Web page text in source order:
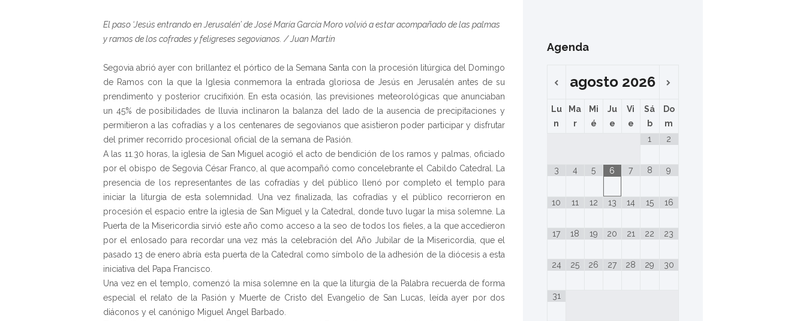
El paso ‘Jesús entrando en Jerusalén’ de José María García Moro volvió a estar acompañado de las palmas
y ramos de los cofrades y feligreses segovianos. / Juan Martín
Segovia abrió ayer con brillantez el pórtico de la Semana Santa con la procesión litúrgica del Domingo
de Ramos con la que la Iglesia conmemora la entrada gloriosa de Jesús en Jerusalén antes de su
prendimento y posterior crucifixión. En esta ocasión, las previsiones meteorológicas que anunciaban
un 45% de posibilidades de lluvia inclinaron la balanza del lado de la ausencia de precipitaciones y
permitieron a las cofradías y a los centenares de segovianos que asistieron poder participar y disfrutar
del primer recorrido procesional oficial de la semana de Pasión.
A las 11.30 horas, la iglesia de San Miguel acogió el acto de bendición de los ramos y palmas, oficiado
por el obispo de Segovia César Franco, al que acompañó como concelebrante el Cabildo Catedral. La
presencia de los representantes de las cofradías y del público llenó por completo el templo para
iniciar la liturgia de esta solemnidad. Una vez finalizada, las cofradías y el público recorrieron en
procesión el espacio entre la iglesia de San Miguel y la Catedral, donde tuvo lugar la misa solemne. La
Puerta de la Misericordia sirvió este año como acceso a la seo de todos los fieles, a la que accedieron
por el enlosado para recordar una vez más la celebración del Año Jubilar de la Misericordia, que el
pasado 13 de enero abría esta puerta de la Catedral como símbolo de la adhesión de la diócesis a esta
iniciativa del Papa Francisco.
Una vez en el templo, comenzó la misa solemne en la que la liturgia de la Palabra recuerda de forma
especial el relato de la Pasión y Muerte de Cristo del Evangelio de San Lucas, leída ayer por dos
diáconos y el canónigo Miguel Angel Barbado.
Agenda
agosto 2026
Lu
n
Ma
r
Mi
é
Ju
e
Vi
e
Sá
b
Do
m
1
2
3 4 5 6 7 8 9
10 11 12 13 14 15 16
17 18 19 20 21 22 23
24 25 26 27 28 29 30
31